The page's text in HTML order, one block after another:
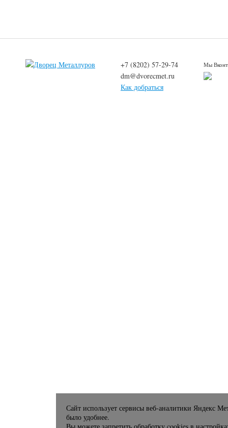
+7 (8202) 57-29-74
dm@dvorecmet.ru
Как добраться
Мы
Сайт использует сервисы веб-аналитики Яндекс
было удобнее.